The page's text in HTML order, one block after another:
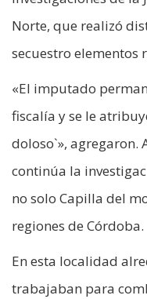
Norte, que realizó
secuestro elementos
«El imputado
fiscalía y se le
doloso`», agregaron.
continúa la
no solo Capilla del
regiones de Córdoba.
En esta localidad
trabajaban para